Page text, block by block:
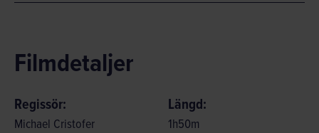
Filmdetaljer
Regissör:
Michael Cristofer
Längd:
1h50m